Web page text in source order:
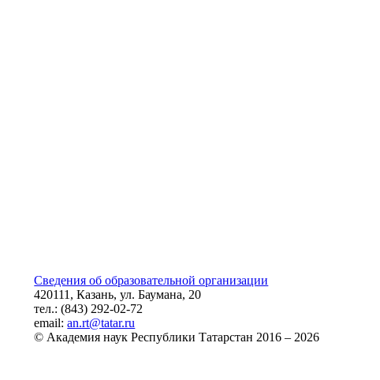
Сведения об образовательной организации
420111, Казань, ул. Баумана, 20
тел.: (843) 292-02-72
email:an.rt@tatar.ru
© Академия наук Республики Татарстан 2016 – 2026